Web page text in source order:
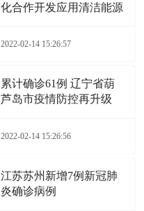
化合作开发应用清洁能源
2022-02-14 15:26:57
累计确诊61例 辽宁省葫
芦岛市疫情防控再升级
2022-02-14 15:26:56
江苏苏州新增7例新冠肺
炎确诊病例